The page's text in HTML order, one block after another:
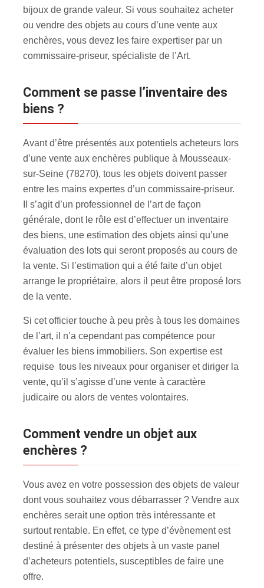
bijoux de grande valeur. Si vous souhaitez acheter
ou vendre des objets au cours d’une vente aux
enchères, vous devez les faire expertiser par un
commissaire-priseur, spécialiste de l’Art.
Comment se passe l’inventaire des
biens ?
Avant d’être présentés aux potentiels acheteurs lors
d’une vente aux enchères publique à Mousseaux-
sur-Seine (78270), tous les objets doivent passer
entre les mains expertes d’un commissaire-priseur.
Il s’agit d’un professionnel de l’art de façon
générale, dont le rôle est d’effectuer un inventaire
des biens, une estimation des objets ainsi qu’une
évaluation des lots qui seront proposés au cours de
la vente. Si l’estimation qui a été faite d’un objet
arrange le propriétaire, alors il peut être proposé lors
de la vente.
Si cet officier touche à peu près à tous les domaines
de l’art, il n’a cependant pas compétence pour
évaluer les biens immobiliers. Son expertise est
requise tous les niveaux pour organiser et diriger la
vente, qu’il s’agisse d’une vente à caractère
judicaire ou alors de ventes volontaires.
Comment vendre un objet aux
enchères ?
Vous avez en votre possession des objets de valeur
dont vous souhaitez vous débarrasser ? Vendre aux
enchères serait une option très intéressante et
surtout rentable. En effet, ce type d’évènement est
destiné à présenter des objets à un vaste panel
d’acheteurs potentiels, susceptibles de faire une
offre.